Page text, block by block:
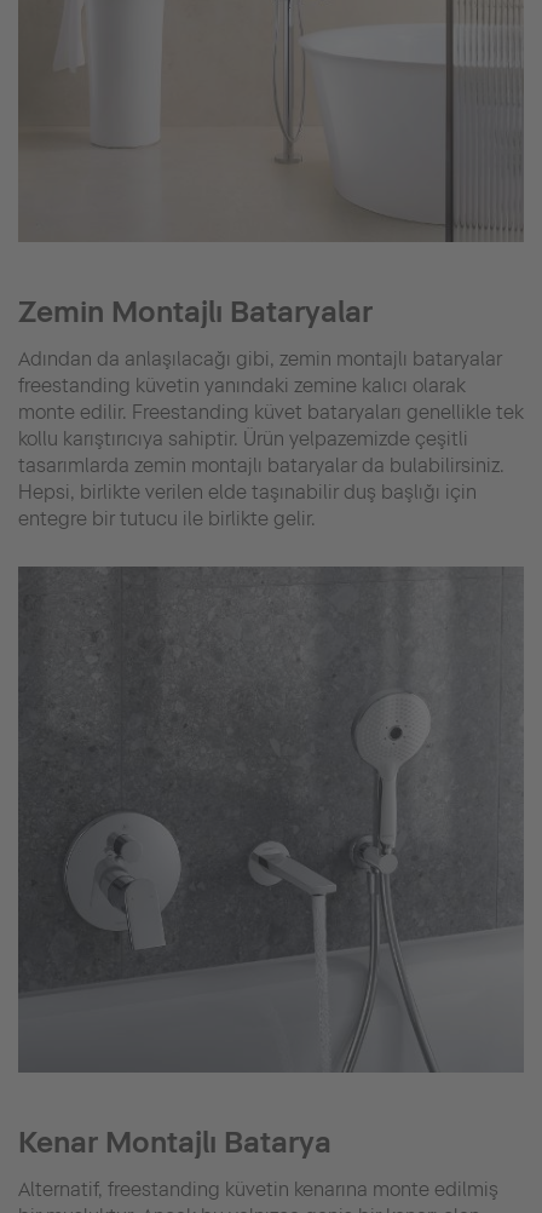
Zemin Montajlı Bataryalar
Adından da anlaşılacağı gibi, zemin montajlı bataryalar
freestanding küvetin yanındaki zemine kalıcı olarak
monte edilir. Freestanding küvet bataryaları genellikle tek
kollu karıştırıcıya sahiptir. Ürün yelpazemizde çeşitli
tasarımlarda zemin montajlı bataryalar da bulabilirsiniz.
Hepsi, birlikte verilen elde taşınabilir duş başlığı için
entegre bir tutucu ile birlikte gelir.
Kenar Montajlı Batarya
Alternatif, freestanding küvetin kenarına monte edilmiş